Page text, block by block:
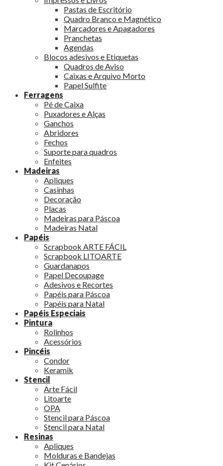
Pastas de Escritório
Quadro Branco e Magnético
Marcadores e Apagadores
Pranchetas
Agendas
Blocos adesivos e Etiquetas
Quadros de Aviso
Caixas e Arquivo Morto
Papel Sulfite
Ferragens
Pé de Caixa
Puxadores e Alças
Ganchos
Abridores
Fechos
Suporte para quadros
Enfeites
Madeiras
Apliques
Casinhas
Decoração
Placas
Madeiras para Páscoa
Madeiras Natal
Papéis
Scrapbook ARTE FÁCIL
Scrapbook LITOARTE
Guardanapos
Papel Decoupage
Adesivos e Recortes
Papéis para Páscoa
Papéis para Natal
Papéis Especiais
Pintura
Rolinhos
Acessórios
Pincéis
Condor
Keramik
Stencil
Arte Fácil
Litoarte
OPA
Stencil para Páscoa
Stencil para Natal
Resinas
Apliques
Molduras e Bandejas